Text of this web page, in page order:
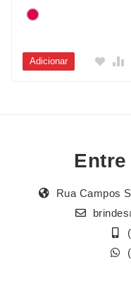
Adicionar
Rua Campos